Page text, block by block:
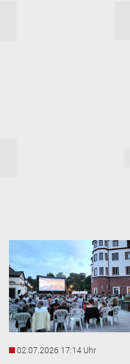
02.07.2026 17:14 Uhr